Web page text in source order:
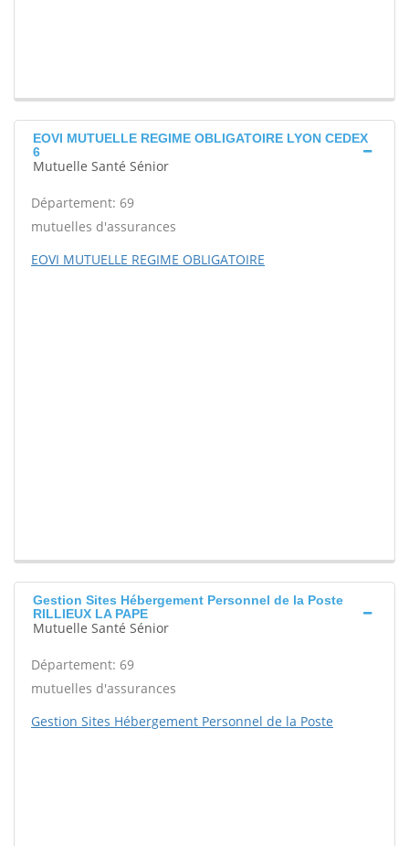
EOVI MUTUELLE REGIME OBLIGATOIRE LYON CEDEX
6
Mutuelle Santé Sénior
Département: 69
mutuelles d'assurances
EOVI MUTUELLE REGIME OBLIGATOIRE
Gestion Sites Hébergement Personnel de la Poste
RILLIEUX LA PAPE
Mutuelle Santé Sénior
Département: 69
mutuelles d'assurances
Gestion Sites Hébergement Personnel de la Poste